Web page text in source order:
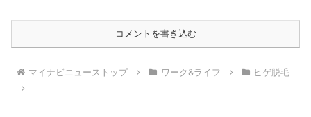
コメントを書き込む
マイナビニューストップ ワーク&ライフ ヒゲ脱毛